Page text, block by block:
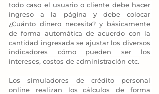
todo caso el usuario o cliente debe hacer
ingreso a la página y debe colocar
¿Cuánto dinero necesita? y básicamente
de forma automática de acuerdo con la
cantidad ingresada se ajustar los diversos
indicadores cómo pueden ser los
intereses, costos de administración etc.
Los simuladores de crédito personal
online realizan los cálculos de forma